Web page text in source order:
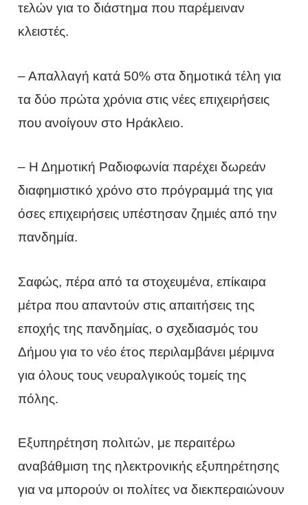
τελών για το διάστημα που παρέμειναν
κλειστές.
– Απαλλαγή κατά 50% στα δημοτικά τέλη για
τα δύο πρώτα χρόνια στις νέες επιχειρήσεις
που ανοίγουν στο Ηράκλειο.
– Η Δημοτική Ραδιοφωνία παρέχει δωρεάν
διαφημιστικό χρόνο στο πρόγραμμά της για
όσες επιχειρήσεις υπέστησαν ζημιές από την
πανδημία.
Σαφώς, πέρα από τα στοχευμένα, επίκαιρα
μέτρα που απαντούν στις απαιτήσεις της
εποχής της πανδημίας, ο σχεδιασμός του
Δήμου για το νέο έτος περιλαμβάνει μέριμνα
για όλους τους νευραλγικούς τομείς της
πόλης.
Εξυπηρέτηση πολιτών, με περαιτέρω
αναβάθμιση της ηλεκτρονικής εξυπηρέτησης
για να μπορούν οι πολίτες να διεκπεραιώνουν